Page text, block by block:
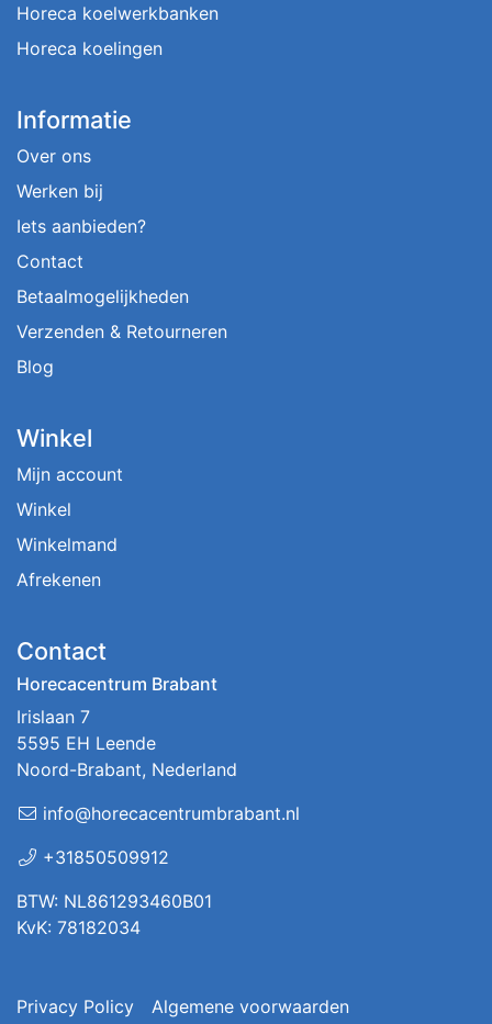
Horeca koelwerkbanken
Horeca koelingen
Informatie
Over ons
Werken bij
Iets aanbieden?
Contact
Betaalmogelijkheden
Verzenden & Retourneren
Blog
Winkel
Mijn account
Winkel
Winkelmand
Afrekenen
Contact
Horecacentrum Brabant
Irislaan 7
5595 EH Leende
Noord-Brabant, Nederland
info@horecacentrumbrabant.nl
+31850509912
BTW: NL861293460B01
KvK: 78182034
Privacy Policy Algemene voorwaarden